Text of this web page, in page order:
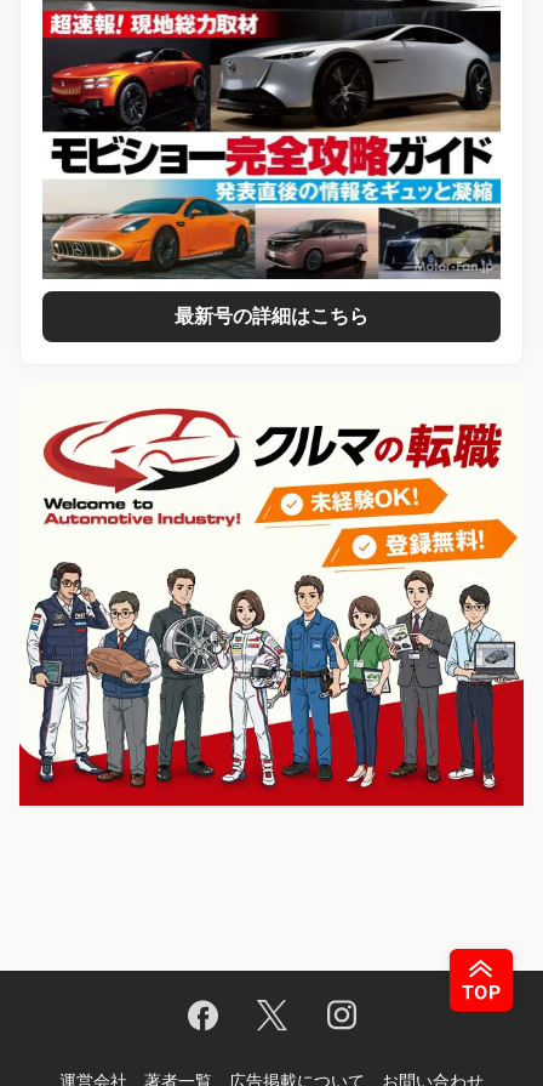
最新号の詳細はこちら
運営会社 著者一覧 広告掲載について お問い合わせ